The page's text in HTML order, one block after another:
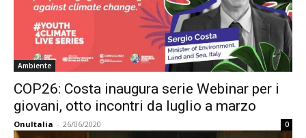
Ambiente
COP26: Costa inaugura serie Webinar per i
giovani, otto incontri da luglio a marzo
OnuItalia - 26/06/2020 0